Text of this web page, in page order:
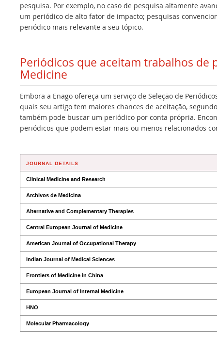
pesquisa. Por exemplo, no caso de pesquisa altamente
um periódico de alto fator de impacto; pesquisas
periódico mais relevante a seu tópico.
Periódicos que aceitam trabalhos de
Medicine
Embora a Enago ofereça um serviço de Seleção de
quais seu artigo tem maiores chances de aceitação,
também pode buscar um periódico por conta própria.
periódicos que podem estar mais ou menos relacionados
JOURNAL DETAILS
Clinical Medicine and Research
Archivos de Medicina
Alternative and Complementary Therapies
Central European Journal of Medicine
American Journal of Occupational Therapy
Indian Journal of Medical Sciences
Frontiers of Medicine in China
European Journal of Internal Medicine
HNO
Molecular Pharmacology